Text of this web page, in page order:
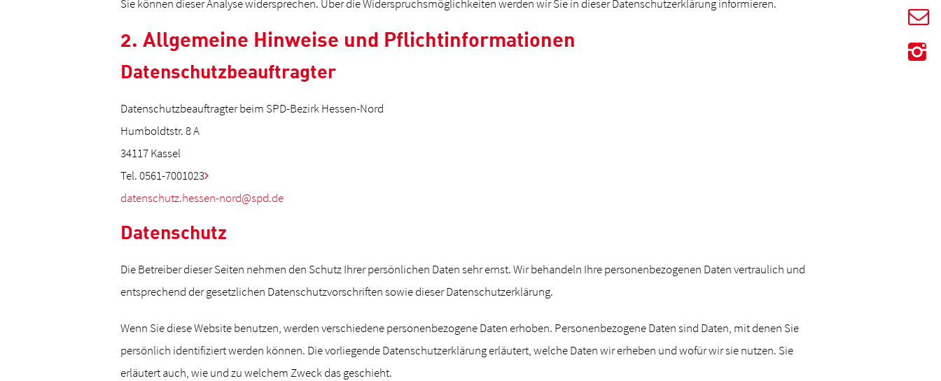
Sie können dieser Analyse widersprechen. Über die Widerspruchsmöglichkeiten werden wir Sie in dieser Datenschutzerklärung informieren.
2. Allgemeine Hinweise und Pflichtinformationen
Datenschutzbeauftragter
Datenschutzbeauftragter beim SPD-Bezirk Hessen-Nord
Humboldtstr. 8 A
34117 Kassel
Tel. 0561-7001023
datenschutz.hessen-nord@spd.de
Datenschutz
Die Betreiber dieser Seiten nehmen den Schutz Ihrer persönlichen Daten sehr ernst. Wir behandeln Ihre personenbezogenen Daten vertraulich und
entsprechend der gesetzlichen Datenschutzvorschriften sowie dieser Datenschutzerklärung.
Wenn Sie diese Website benutzen, werden verschiedene personenbezogene Daten erhoben. Personenbezogene Daten sind Daten, mit denen Sie
persönlich identifiziert werden können. Die vorliegende Datenschutzerklärung erläutert, welche Daten wir erheben und wofür wir sie nutzen. Sie
erläutert auch, wie und zu welchem Zweck das geschieht.